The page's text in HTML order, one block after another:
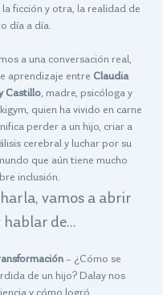
la ficción y otra, la realidad de
día a día.
a una conversación real,
aprendizaje entre Claudia
Castillo, madre, psicóloga y
quien ha vivido en carne
perder a un hijo, criar a
cerebral y luchar por su
que aún tiene mucho
inclusión.
vamos a abrir
hablar de…
– ¿Cómo se
de un hijo? Dalay nos